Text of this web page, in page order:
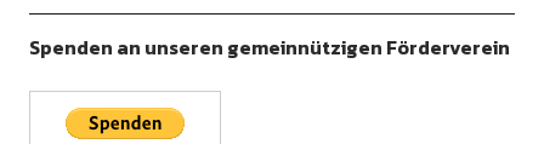
Spenden an unseren gemeinnützigen Förderverein